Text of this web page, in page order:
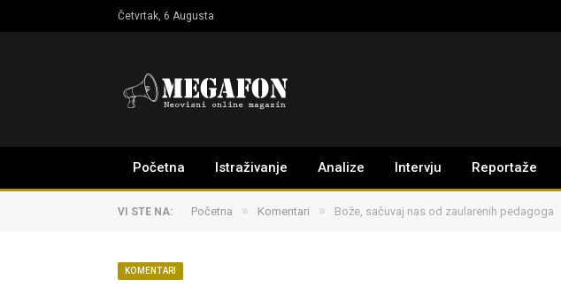
Četvrtak, 6 Augusta
Početna Istraživanje Analize Intervju Reportaže
VI STE NA: Početna » Komentari » Bože, sačuvaj nas od zaularenih pedagoga
KOMENTARI